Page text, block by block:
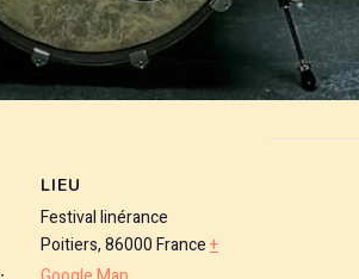
LIEU
Festival Iinérance
Poitiers,86000France+